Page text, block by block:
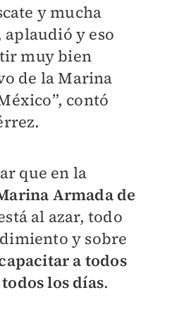
y mucha
y eso
muy bien
de la Marina
contó
que en la
Armada de
al azar, todo
y sobre
a todos
los días.